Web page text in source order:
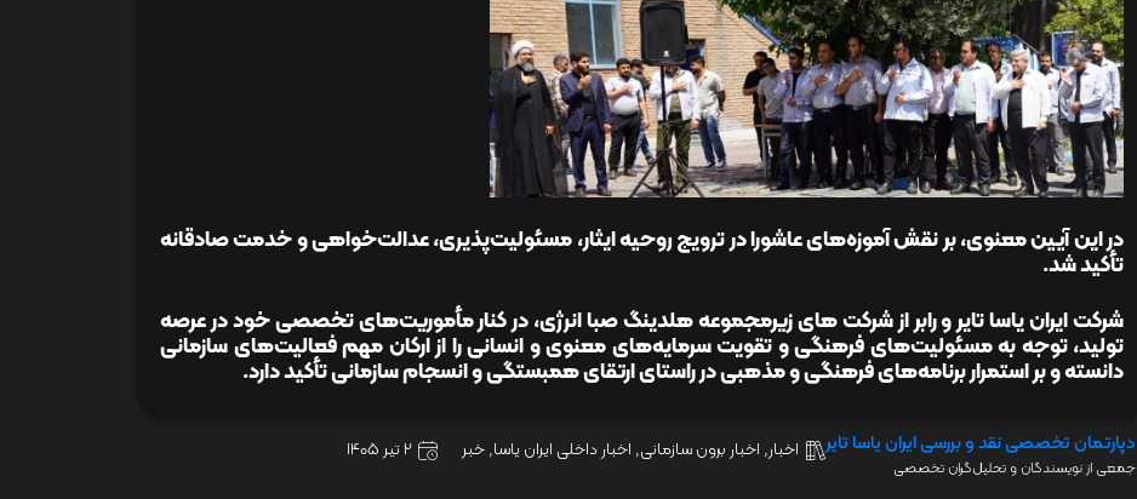
در این آیین معنوی، بر نقش آموزه‌های عاشورا در ترویج روحیه ایثار، مسئولیت‌پذیری، عدالت‌خواهی و خدمت صادقانه
تأکید شد.
شرکت ایران یاسا تایر و رابر از شرکت های زیرمجموعه هلدینگ صبا انرژی، در کنار مأموریت‌های تخصصی خود در عرصه
تولید، توجه به مسئولیت‌های فرهنگی و تقویت سرمایه‌های معنوی و انسانی را از ارکان مهم فعالیت‌های سازمانی
دانسته و بر استمرار برنامه‌های فرهنگی و مذهبی در راستای ارتقای همبستگی و انسجام سازمانی تأکید دارد.
دپارتمان تخصصی نقد و بررسی ایران یاسا تایر
جمعی از نویسندگان و تحلیل‌گران تخصصی
اخبار, اخبار برون سازمانی, اخبار داخلی ایران یاسا,خبر 2 تیر 1405